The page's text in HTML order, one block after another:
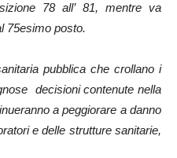
78 all’ 81, mentre va
75esimo posto.
pubblica che crollano i
decisioni contenute nella
a peggiorare a danno
e delle strutture sanitarie,